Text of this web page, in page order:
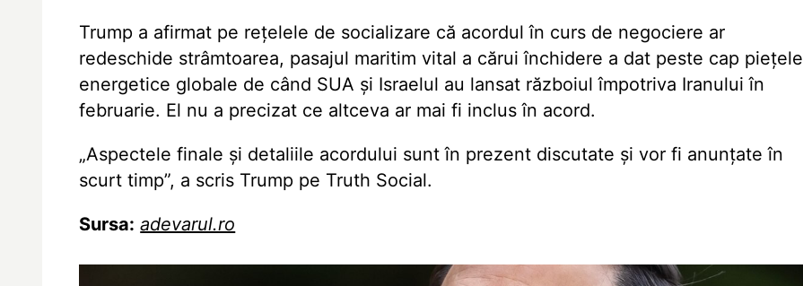
Trump a afirmat pe rețelele de socializare că acordul în curs de negociere ar
redeschide strâmtoarea, pasajul maritim vital a cărui închidere a dat peste cap piețele
energetice globale de când SUA și Israelul au lansat războiul împotriva Iranului în
februarie. El nu a precizat ce altceva ar mai fi inclus în acord.
„Aspectele finale și detaliile acordului sunt în prezent discutate și vor fi anunțate în
scurt timp”, a scris Trump pe Truth Social.
Sursa: adevarul.ro